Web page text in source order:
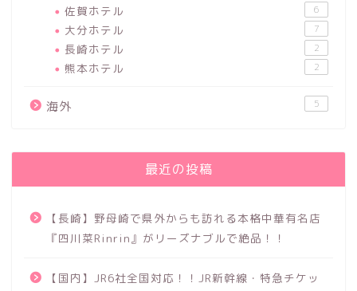
佐賀ホテル 6
大分ホテル 7
長崎ホテル 2
熊本ホテル 2
海外 5
最近の投稿
【長崎】野母崎で県外からも訪れる本格中華有名店
『四川菜Rinrin』がリーズナブルで絶品！！
【国内】JR6社全国対応！！JR新幹線・特急チケッ